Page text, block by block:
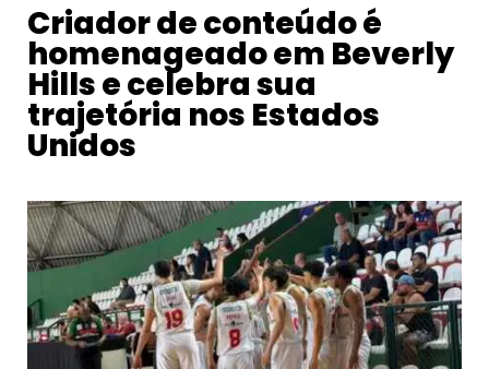
Criador de conteúdo é
homenageado em Beverly
Hills e celebra sua
trajetória nos Estados
Unidos